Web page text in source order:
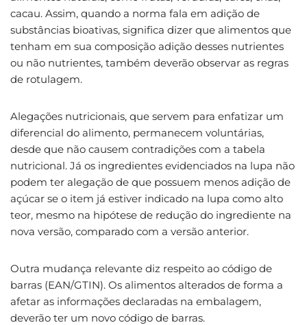
cacau. Assim, quando a norma fala em adição de
substâncias bioativas, significa dizer que alimentos que
tenham em sua composição adição desses nutrientes
ou não nutrientes, também deverão observar as regras
de rotulagem.
Alegações nutricionais, que servem para enfatizar um
diferencial do alimento, permanecem voluntárias,
desde que não causem contradições com a tabela
nutricional. Já os ingredientes evidenciados na lupa não
podem ter alegação de que possuem menos adição de
açúcar se o item já estiver indicado na lupa como alto
teor, mesmo na hipótese de redução do ingrediente na
nova versão, comparado com a versão anterior.
Outra mudança relevante diz respeito ao código de
barras (EAN/GTIN). Os alimentos alterados de forma a
afetar as informações declaradas na embalagem,
deverão ter um novo código de barras.